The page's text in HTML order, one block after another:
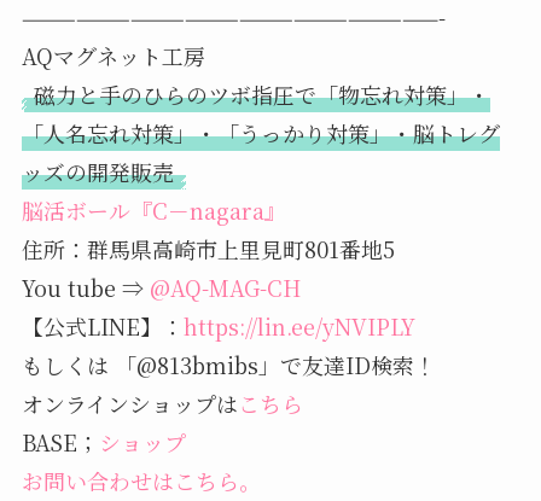
———————————————————————-
AQマグネット工房
磁力と手のひらのツボ指圧で「物忘れ対策」・
「人名忘れ対策」・「うっかり対策」・脳トレグ
ッズの開発販売
脳活ボール『C－nagara』
住所：群馬県高崎市上里見町801番地5
You tube ⇒ @AQ-MAG-CH
【公式LINE】： https://lin.ee/yNVIPLY
もしくは 「@813bmibs」で友達ID検索！
オンラインショップはこちら
BASE； ショップ
お問い合わせはこちら。